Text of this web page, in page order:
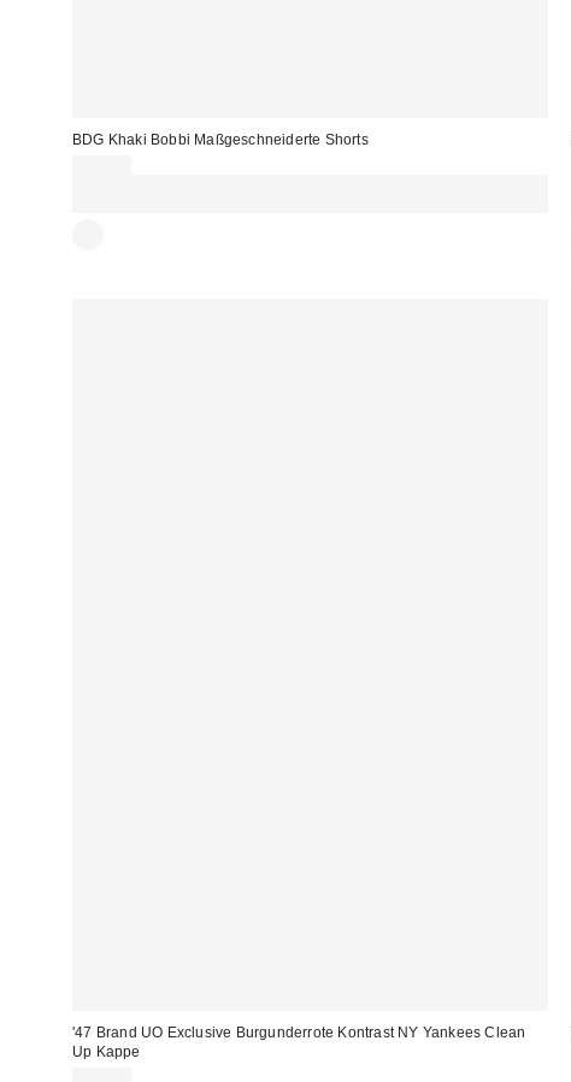
BDG Khaki Bobbi Maßgeschneiderte Shorts
'47 Brand UO Exclusive Burgunderrote Kontrast NY Yankees Clean
Up Kappe